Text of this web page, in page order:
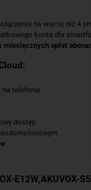
na więcej niż 4
konta dla
miesięcznych opłat
na telefonie
dostęp
E12W,AKUVOX-